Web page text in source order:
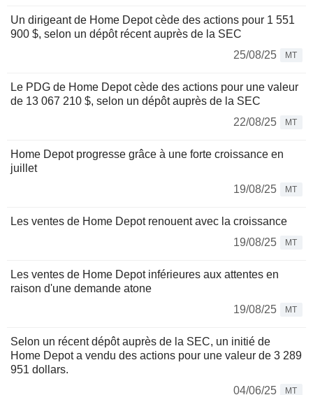
Un dirigeant de Home Depot cède des actions pour 1 551
900 $, selon un dépôt récent auprès de la SEC
25/08/25
MT
Le PDG de Home Depot cède des actions pour une valeur
de 13 067 210 $, selon un dépôt auprès de la SEC
22/08/25
MT
Home Depot progresse grâce à une forte croissance en
juillet
19/08/25
MT
Les ventes de Home Depot renouent avec la croissance
19/08/25
MT
Les ventes de Home Depot inférieures aux attentes en
raison d'une demande atone
19/08/25
MT
Selon un récent dépôt auprès de la SEC, un initié de
Home Depot a vendu des actions pour une valeur de 3 289
951 dollars.
04/06/25
MT